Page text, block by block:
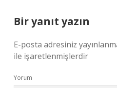
Bir yanıt yazın
E-posta adresiniz
ile işaretlenmişlerdir
Yorum